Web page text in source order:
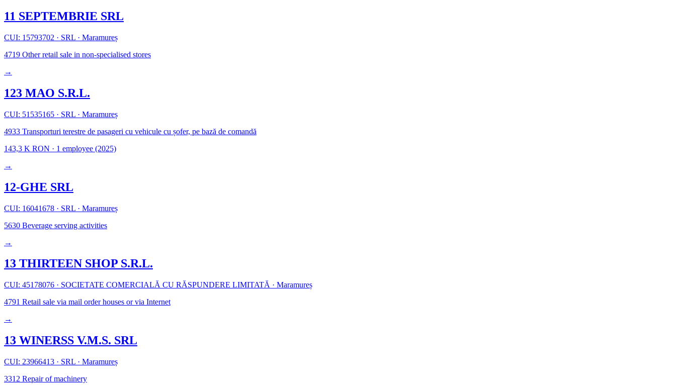
11 SEPTEMBRIE SRL
CUI: 15793702 · SRL · Maramureș
4719 Other retail sale in non-specialised stores
→
123 MAO S.R.L.
CUI: 51535165 · SRL · Maramureș
4933 Transporturi terestre de pasageri cu vehicule cu șofer, pe bază de comandă
143,3 K RON · 1 employee (2025)
→
12-GHE SRL
CUI: 16041678 · SRL · Maramureș
5630 Beverage serving activities
→
13 THIRTEEN SHOP S.R.L.
CUI: 45178076 · SOCIETATE COMERCIALĂ CU RĂSPUNDERE LIMITATĂ · Maramureș
4791 Retail sale via mail order houses or via Internet
→
13 WINERSS V.M.S. SRL
CUI: 23966413 · SRL · Maramureș
3312 Repair of machinery